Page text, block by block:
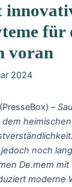
für
voran
2024
–
noch
De.mem mit
moderne